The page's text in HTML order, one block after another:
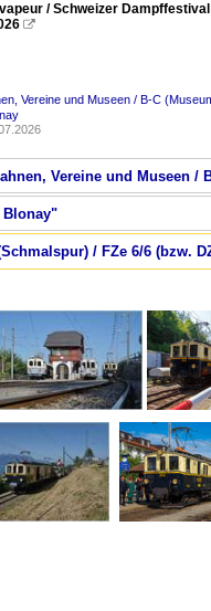
/ Schweizer

Vereine und Museen / B-C
Vereine und Museen /
Blonay"
/ FZe 6/6 (bzw.